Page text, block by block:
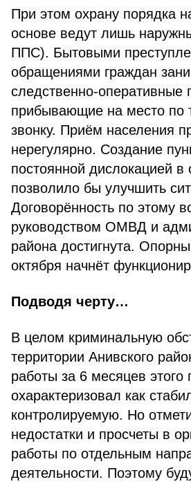
При этом охрану порядка
основе ведут лишь
ППС). Бытовыми
обращениями граждан
следственно-оперативные
прибывающие на место по
звонку. Приём населения
нерегулярно. Создание
постоянной дислокацией в
позволило бы улучшить
Договорённость по этому
руководством ОМВД и
района достигнута.
октября начнёт
Подводя черту…
В целом криминальную
территории Анивского
работы за 6 месяцев
охарактеризовал как
контролируемую. Но
недостатки и просчеты в
работы по отдельным
деятельности. Поэтому